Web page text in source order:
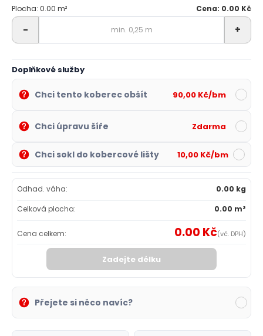
Plocha: 0.00 m² Cena: 0.00 Kč
- +
Doplňkové služby
Chci tento koberec obšít 90,00 Kč/bm
Chci úpravu šíře Zdarma
Chci sokl do kobercové lišty 10,00 Kč/bm
Odhad. váha:
0.00 kg
Celková plocha:
0.00 m²
Cena celkem: 0.00 Kč(vč. DPH)
Zadejte délku
Přejete si něco navíc?